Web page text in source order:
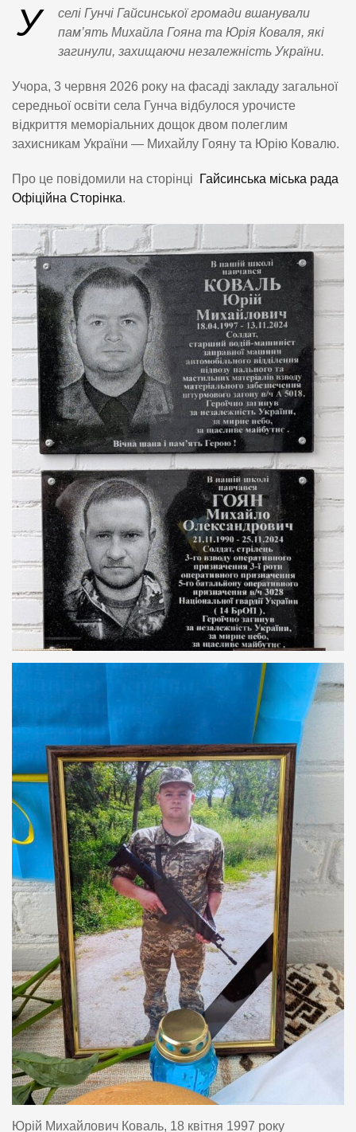
У
селі Гунчі Гайсинської громади вшанували
пам’ять Михайла Гояна та Юрія Коваля, які
загинули, захищаючи незалежність України.
Учора, 3 червня 2026 року на фасаді закладу загальної
середньої освіти села Гунча відбулося урочисте
відкриття меморіальних дощок двом полеглим
захисникам України — Михайлу Гояну та Юрію Ковалю.
Про це повідомили на сторінці
Гайсинська міська рада
Офіційна Сторінка.
Юрій Михайлович Коваль, 18 квітня 1997 року